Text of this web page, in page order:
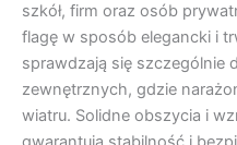
szkół, firm oraz osób
flagę w sposób elegancki i
sprawdzają się szczególnie
zewnętrznych, gdzie
wiatru. Solidne obszycia i